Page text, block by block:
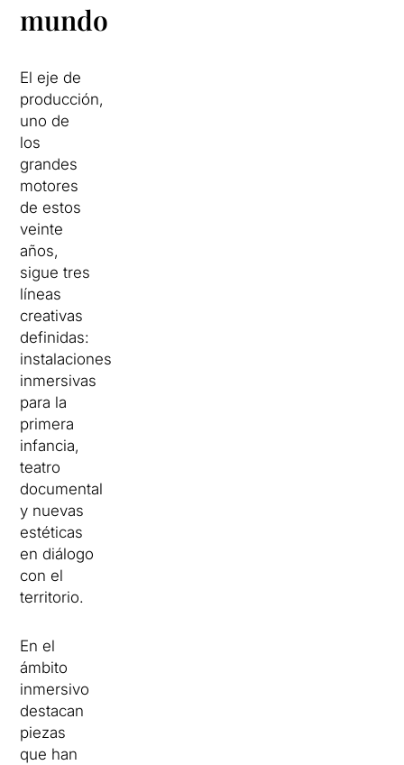
mundo
El eje de
producción,
uno de
los
grandes
motores
de estos
veinte
años,
sigue tres
líneas
creativas
definidas:
instalaciones
inmersivas
para la
primera
infancia,
teatro
documental
y nuevas
estéticas
en diálogo
con el
territorio.
En el
ámbito
inmersivo
destacan
piezas
que han